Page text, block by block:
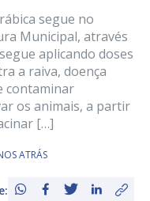
segue no
Municipal, através
aplicando doses
a raiva, doença
contaminar
os animais, a partir
[…]
ATRÁS